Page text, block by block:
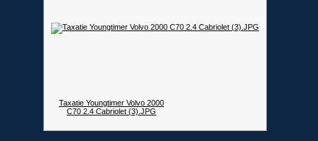
Taxatie Youngtimer Volvo 2000
C70 2.4 Cabriolet (3).JPG